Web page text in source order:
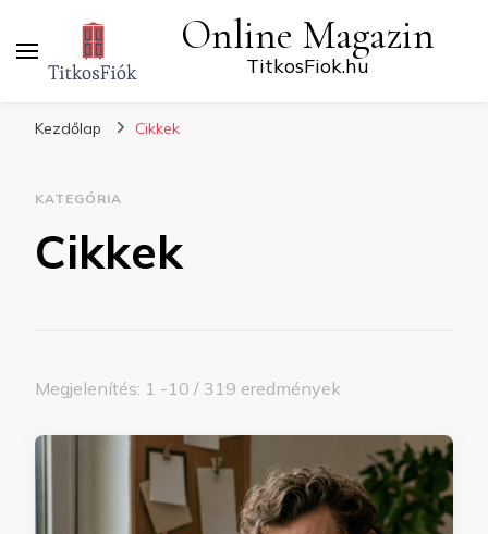
Online Magazin
TitkosFiok.hu
Kezdőlap Cikkek
KATEGÓRIA
Cikkek
Megjelenítés: 1 -10 / 319 eredmények